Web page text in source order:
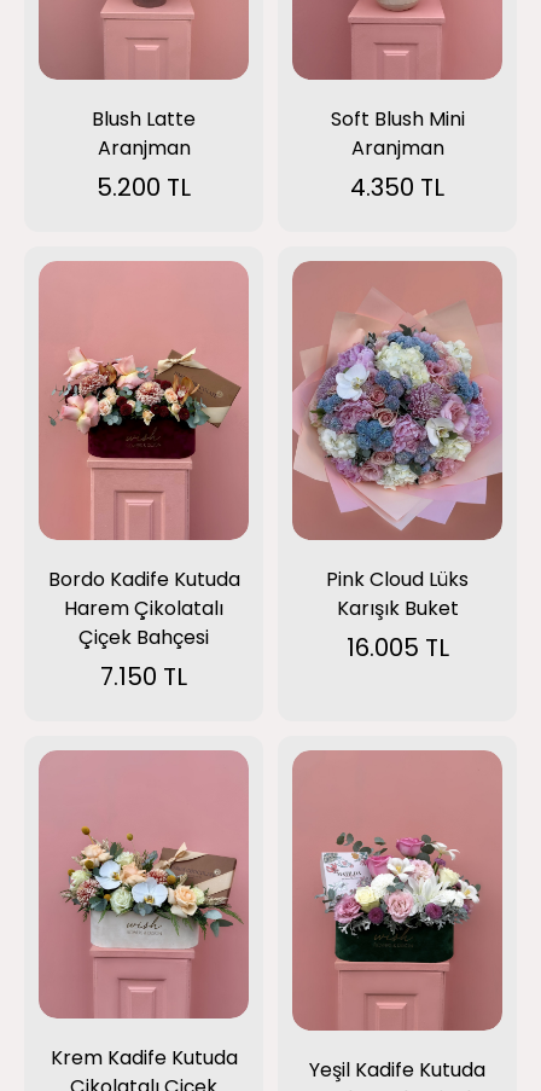
Blush Latte
Aranjman
5.200 TL
Soft Blush Mini
Aranjman
4.350 TL
Bordo Kadife Kutuda
Harem Çikolatalı
Çiçek Bahçesi
7.150 TL
Pink Cloud Lüks
Karışık Buket
16.005 TL
Krem Kadife Kutuda
Yeşil Kadife Kutuda